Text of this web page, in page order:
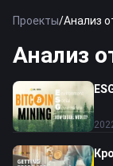
Проекты/Анализ
Анализ